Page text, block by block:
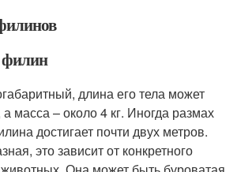
длина его тела может
масса – около 4 кг. Иногда размах
достигает почти двух метров.
это зависит от конкретного